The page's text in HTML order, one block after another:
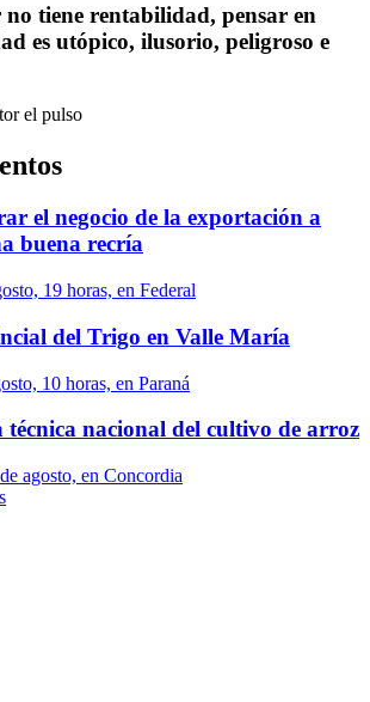
tiene rentabilidad, pensar en
es utópico, ilusorio, peligroso e
el pulso
el negocio de la exportación a
buena recría
19 horas, en Federal
del Trigo en Valle María
10 horas, en Paraná
técnica nacional del cultivo de arroz
agosto, en Concordia